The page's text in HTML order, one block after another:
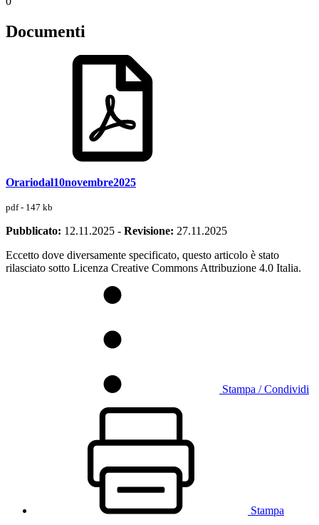
Documenti
Orariodal10novembre2025
pdf - 147 kb
Pubblicato: 12.11.2025 - Revisione: 27.11.2025
Eccetto dove diversamente specificato, questo articolo è stato
rilasciato sotto Licenza Creative Commons Attribuzione 4.0 Italia.
Stampa / Condividi
Stampa